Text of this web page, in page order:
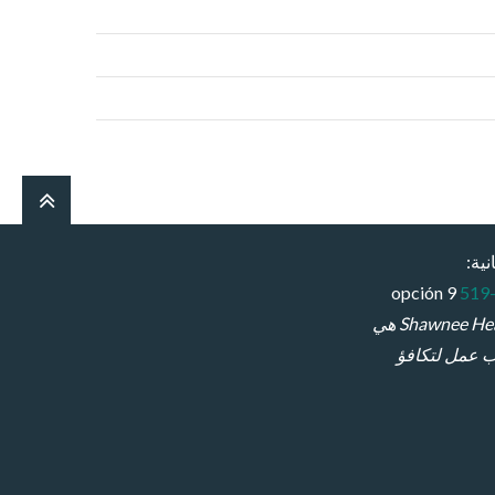
opción 9
Shawnee Health Service هي
عمل لتكافؤ